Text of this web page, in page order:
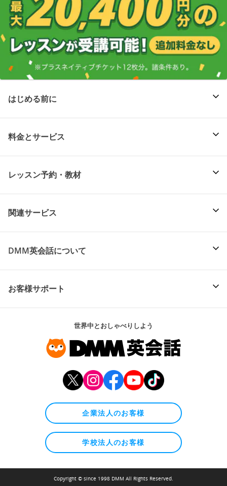
はじめる前に
料金とサービス
レッスン予約・教材
関連サービス
DMM英会話について
お客様サポート
世界中とおしゃべりしよう
企業法人のお客様
学校法人のお客様
Copyright © since 1998 DMM All Rights Reserved.